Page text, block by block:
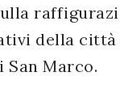
della città
San Marco.